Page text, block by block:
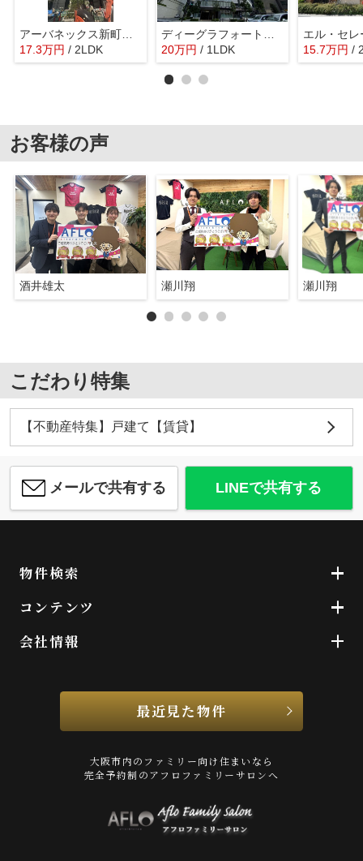
アーバネックス新町Ⅱ 堀江小学校区
17.3万円 / 2LDK
20万円 / 1LDK 15.7万円 /
お客様の声
酒井雄太 瀬川翔 瀬川翔
こだわり特集
【不動産特集】戸建て【賃貸】
メールで共有する LINEで共有する
物件検索
コンテンツ
会社情報
最近見た物件
大阪市内のファミリー向け住まいなら
完全予約制のアフロファミリーサロンへ